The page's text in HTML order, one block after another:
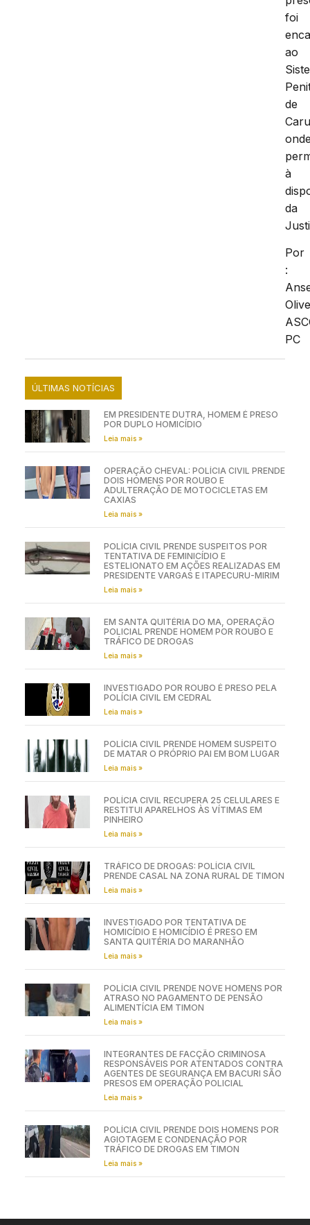
foi
ao
de
à
da
Por
:
PC
ÚLTIMAS NOTÍCIAS
EM PRESIDENTE DUTRA, HOMEM É PRESO
POR DUPLO HOMICÍDIO
Leia mais »
OPERAÇÃO CHEVAL: POLÍCIA CIVIL PRENDE
DOIS HOMENS POR ROUBO E
ADULTERAÇÃO DE MOTOCICLETAS EM
CAXIAS
Leia mais »
POLÍCIA CIVIL PRENDE SUSPEITOS POR
TENTATIVA DE FEMINICÍDIO E
ESTELIONATO EM AÇÕES REALIZADAS EM
PRESIDENTE VARGAS E ITAPECURU-MIRIM
Leia mais »
EM SANTA QUITÉRIA DO MA, OPERAÇÃO
POLICIAL PRENDE HOMEM POR ROUBO E
TRÁFICO DE DROGAS
Leia mais »
INVESTIGADO POR ROUBO É PRESO PELA
POLÍCIA CIVIL EM CEDRAL
Leia mais »
POLÍCIA CIVIL PRENDE HOMEM SUSPEITO
DE MATAR O PRÓPRIO PAI EM BOM LUGAR
Leia mais »
POLÍCIA CIVIL RECUPERA 25 CELULARES E
RESTITUI APARELHOS ÀS VÍTIMAS EM
PINHEIRO
Leia mais »
TRÁFICO DE DROGAS: POLÍCIA CIVIL
PRENDE CASAL NA ZONA RURAL DE TIMON
Leia mais »
INVESTIGADO POR TENTATIVA DE
HOMICÍDIO E HOMICÍDIO É PRESO EM
SANTA QUITÉRIA DO MARANHÃO
Leia mais »
POLÍCIA CIVIL PRENDE NOVE HOMENS POR
ATRASO NO PAGAMENTO DE PENSÃO
ALIMENTÍCIA EM TIMON
Leia mais »
INTEGRANTES DE FACÇÃO CRIMINOSA
RESPONSÁVEIS POR ATENTADOS CONTRA
AGENTES DE SEGURANÇA EM BACURI SÃO
PRESOS EM OPERAÇÃO POLICIAL
Leia mais »
POLÍCIA CIVIL PRENDE DOIS HOMENS POR
AGIOTAGEM E CONDENAÇÃO POR
TRÁFICO DE DROGAS EM TIMON
Leia mais »